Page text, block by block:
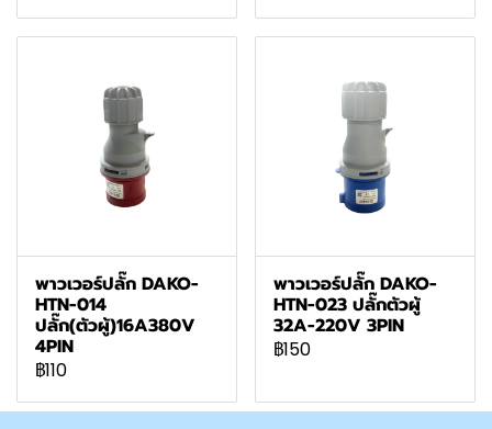
พาวเวอร์ปลั๊ก DAKO-
HTN-014
ปลั๊ก(ตัวผู้)16A380V
4PIN
฿110
พาวเวอร์ปลั๊ก DAKO-
HTN-023 ปลั๊กตัวผู้
32A-220V 3PIN
฿150